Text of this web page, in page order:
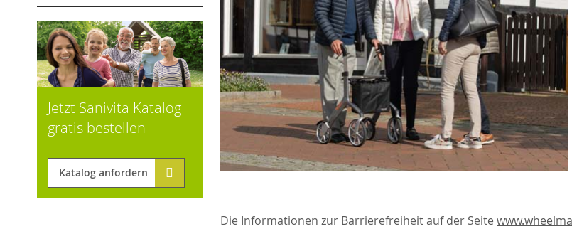
Die Informationen zur Barrierefreiheit auf der Seite
Jetzt Sanivita Katalog
gratis bestellen
Katalog anfordern